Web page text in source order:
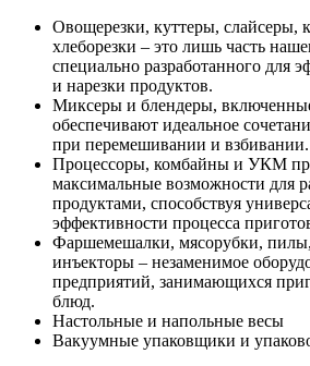
Овощерезки, куттеры, слайсеры,
хлеборезки – это лишь часть
специально разработанного для
и нарезки продуктов.
Миксеры и блендеры,
обеспечивают идеальное
при перемешивании и взбивании.
Процессоры, комбайны и УКМ
максимальные возможности для
продуктами, способствуя
эффективности процесса
Фаршемешалки, мясорубки,
инъекторы – незаменимое
предприятий, занимающихся
блюд.
Настольные и напольные весы
Вакуумные упаковщики и